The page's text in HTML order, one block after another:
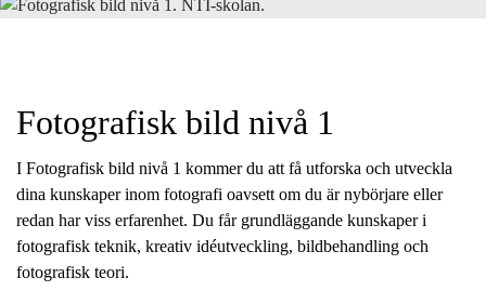
h
Fotografisk bild nivå 1
I Fotografisk bild nivå 1 kommer du att få utforska och utveckla
dina kunskaper inom fotografi oavsett om du är nybörjare eller
redan har viss erfarenhet. Du får grundläggande kunskaper i
fotografisk teknik, kreativ idéutveckling, bildbehandling och
fotografisk teori.